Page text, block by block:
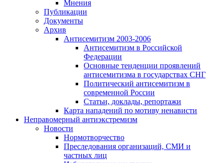
Мнения
Публикации
Документы
Архив
Антисемитизм 2003-2006
Антисемитизм в Российской
Федерации
Основные тенденции проявлений
антисемитизма в государствах СНГ
Политический антисемитизм в
современной России
Статьи, доклады, репортажи
Карта нападений по мотиву ненависти
Неправомерный антиэкстремизм
Новости
Нормотворчество
Преследования организаций, СМИ и
частных лиц